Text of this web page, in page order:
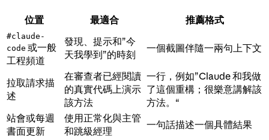
位置 最適合 推薦格式
#claude-
code 或一般
工程頻道
發現、提示和”今
天我學到”的時刻
一個截圖伴隨一兩句上下文
拉取請求描
述
在審查者已經閱讀
的真實代碼上演示
該方法
一行，例如”Claude 和我做
了這個重構；很樂意講解該
方法。“
站會或每週
書面更新
使用正常化與主管
和跳級經理
一句話描述一個具體結果